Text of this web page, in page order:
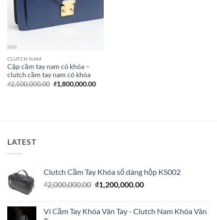
CLUTCH NAM
Cặp cầm tay nam có khóa –
clutch cầm tay nam có khóa
₫2,500,000.00 Giá
gốc
₫1,800,000.00Giá
LATEST
Clutch Cầm Tay Khóa số dáng hộp KS002
₫2,000,000.00 Giá
₫2,000,000.00.
₫1,200,000.00Giá
là:
Ví Cầm Tay Khóa Vân Tay - Clutch Nam Khóa Vân